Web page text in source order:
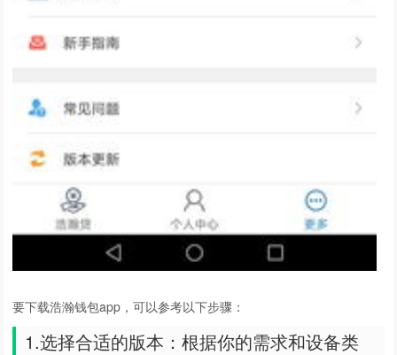
要下载浩瀚钱包app，可以参考以下步骤：
1.选择合适的版本：根据你的需求和设备类